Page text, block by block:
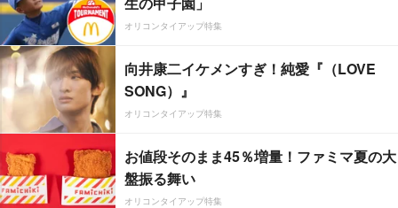
オリコンタイアップ特集
向井康二イケメンすぎ！純愛『（LOVE
SONG）』
オリコンタイアップ特集
お値段そのまま45％増量！ファミマ夏の大
盤振る舞い
オリコンタイアップ特集